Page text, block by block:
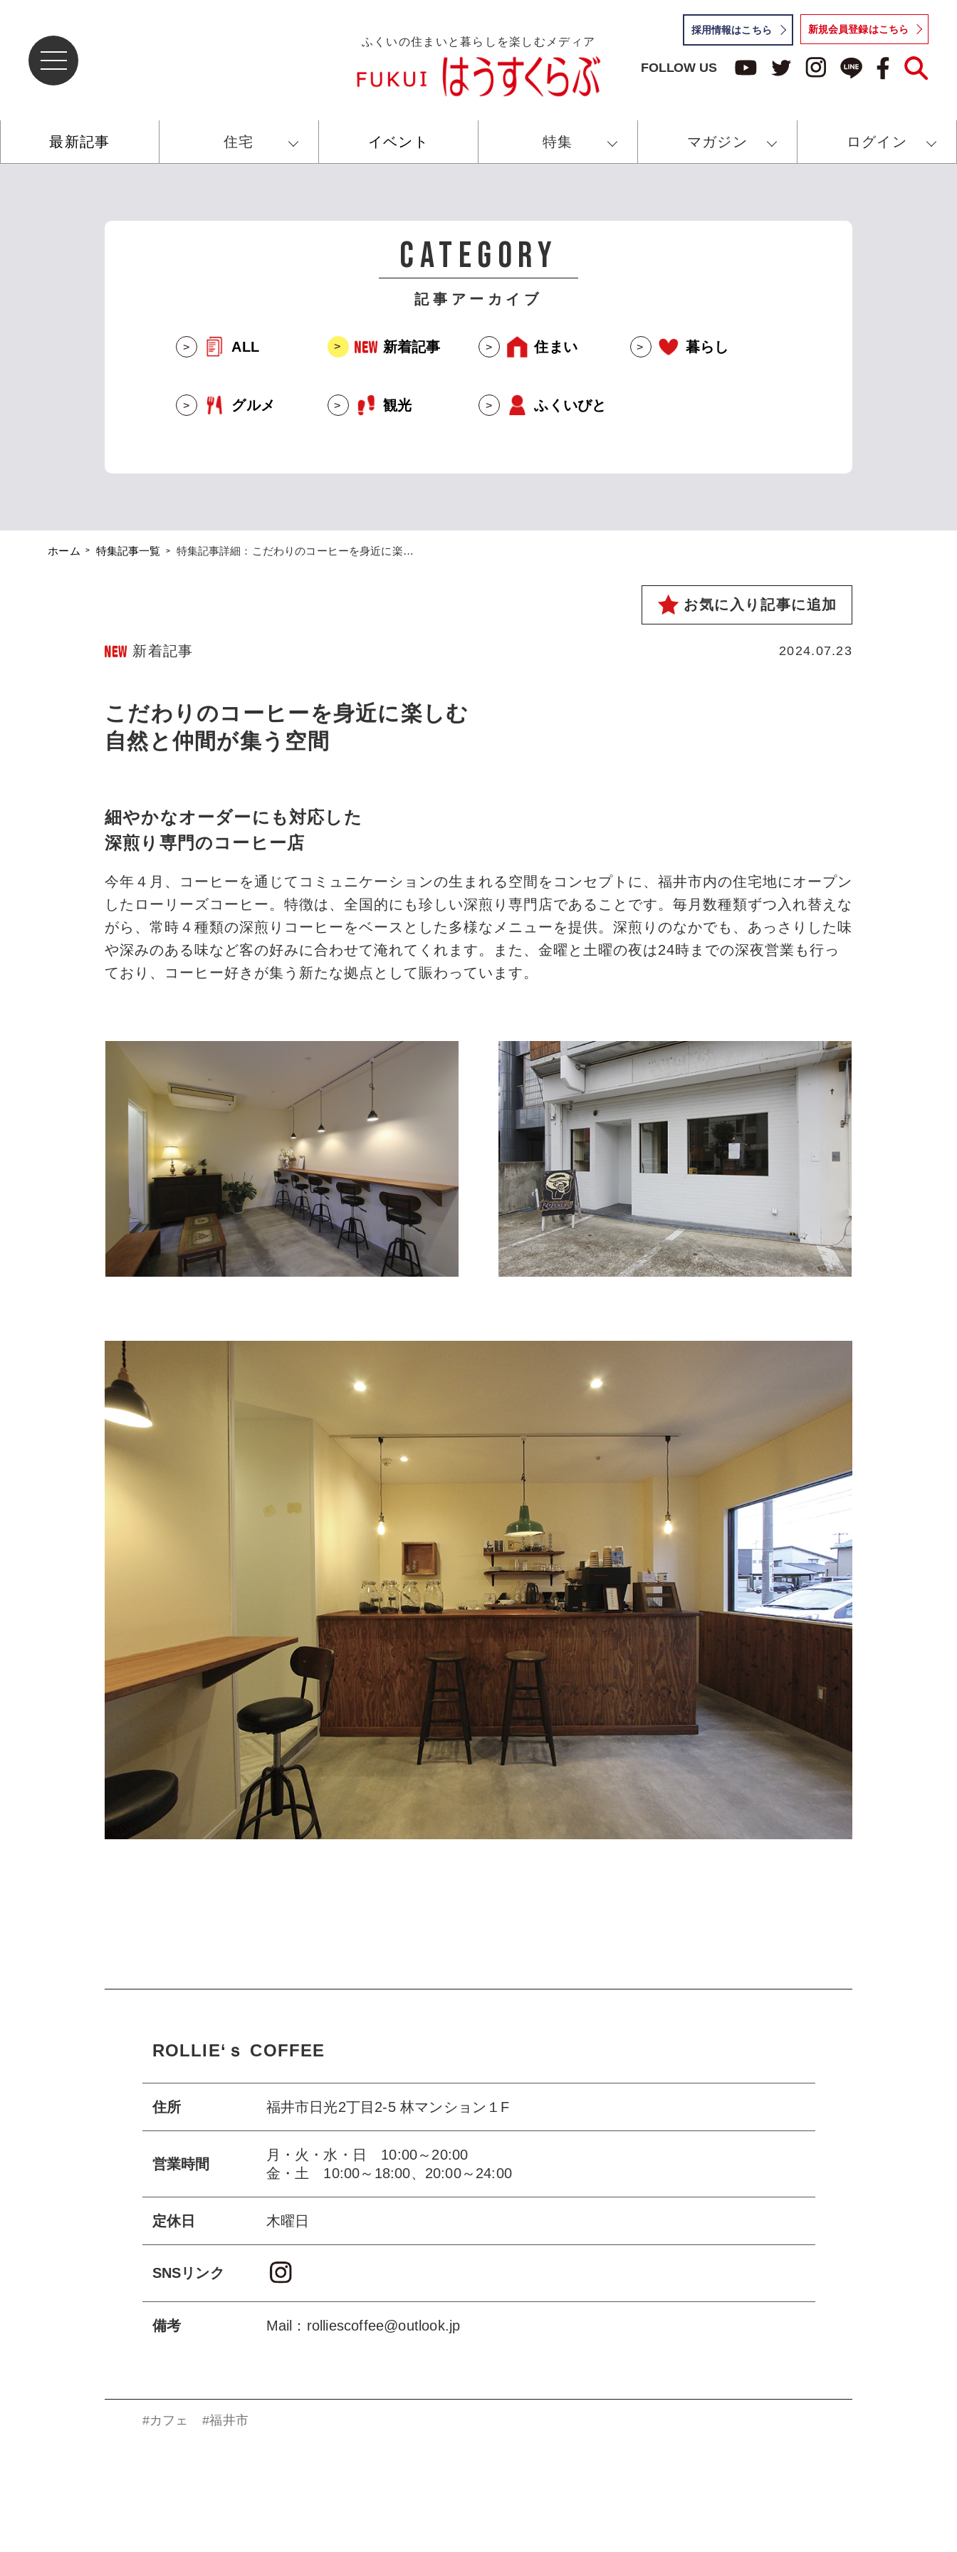
ふくいの住まいと暮らしを楽しむメディア
FOLLOW US
採用情報はこちら 新規会員登録はこちら
最新記事 住宅 イベント 特集 マガジン ログイン
CATEGORY
記事アーカイブ
ALL 新着記事 住まい 暮らし
グルメ 観光 ふくいびと
ホーム 特集記事一覧 特集記事詳細：こだわりのコーヒーを身近に楽…
お気に入り記事に追加
新着記事 2024.07.23
こだわりのコーヒーを身近に楽しむ
自然と仲間が集う空間
細やかなオーダーにも対応した
深煎り専門のコーヒー店
今年４月、コーヒーを通じてコミュニケーションの生まれる空間をコンセプトに、福井市内の住宅地にオープン
したローリーズコーヒー。特徴は、全国的にも珍しい深煎り専門店であることです。毎月数種類ずつ入れ替えな
がら、常時４種類の深煎りコーヒーをベースとした多様なメニューを提供。深煎りのなかでも、あっさりした味
や深みのある味など客の好みに合わせて淹れてくれます。また、金曜と土曜の夜は24時までの深夜営業も行っ
ており、コーヒー好きが集う新たな拠点として賑わっています。
ROLLIE‘ｓ COFFEE
住所 福井市日光2丁目2-5 林マンション１F
営業時間
月・火・水・日 10:00～20:00
金・土 10:00～18:00、20:00～24:00
定休日 木曜日
SNSリンク
備考 Mail：rolliescoffee@outlook.jp
#カフェ #福井市